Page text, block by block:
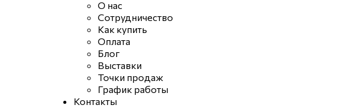
О нас
Сотрудничество
Как купить
Оплата
Блог
Выставки
Точки продаж
График работы
Контакты